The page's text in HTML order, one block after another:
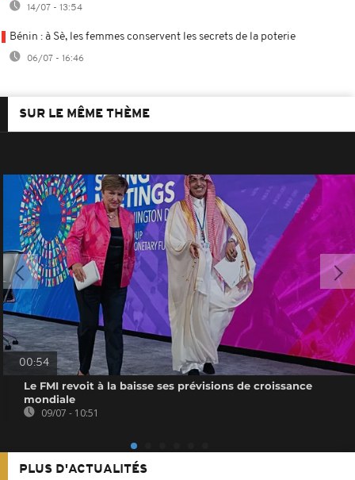
14/07 - 13:54
Bénin : à Sè, les femmes conservent les secrets de la poterie
06/07 - 16:46
SUR LE MÊME THÈME
00:54
Le FMI revoit à la baisse ses prévisions de croissance
mondiale
09/07 - 10:51
PLUS D'ACTUALITÉS